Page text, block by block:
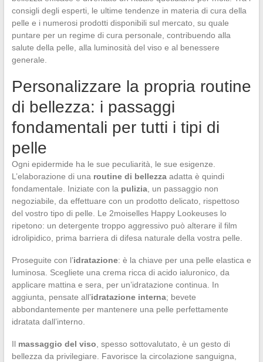
consigli degli esperti, le ultime tendenze in materia di cura della
pelle e i numerosi prodotti disponibili sul mercato, su quale
puntare per un regime di cura personale, contribuendo alla
salute della pelle, alla luminosità del viso e al benessere
generale.
Personalizzare la propria routine
di bellezza: i passaggi
fondamentali per tutti i tipi di
pelle
Ogni epidermide ha le sue peculiarità, le sue esigenze.
L’elaborazione di una routine di bellezzaadatta è quindi
fondamentale. Iniziate con la pulizia, un passaggio non
negoziabile, da effettuare con un prodotto delicato, rispettoso
del vostro tipo di pelle. Le 2moiselles Happy Lookeuses lo
ripetono: un detergente troppo aggressivo può alterare il film
idrolipidico, prima barriera di difesa naturale della vostra pelle.
Proseguite con l’idratazione: è la chiave per una pelle elastica e
luminosa. Scegliete una crema ricca di acido ialuronico, da
applicare mattina e sera, per un’idratazione continua. In
aggiunta, pensate all’idratazione interna; bevete
abbondantemente per mantenere una pelle perfettamente
idratata dall’interno.
Il massaggio del viso , spesso sottovalutato, è un gesto di
bellezza da privilegiare. Favorisce la circolazione sanguigna,